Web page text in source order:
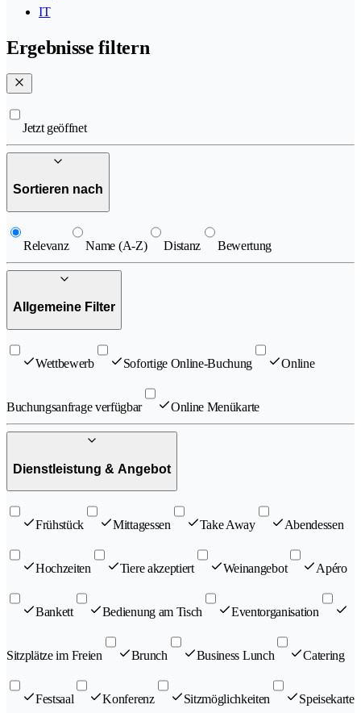
IT
Ergebnisse filtern
Jetzt geöffnet
Sortieren nach
Relevanz Name (A-Z) Distanz Bewertung
Allgemeine Filter
Wettbewerb Sofortige Online-Buchung Online
Buchungsanfrage verfügbar Online Menükarte
Dienstleistung & Angebot
Frühstück Mittagessen Take Away Abendessen
Hochzeiten Tiere akzeptiert Weinangebot Apéro
Bankett Bedienung am Tisch Eventorganisation
Sitzplätze im Freien Brunch Business Lunch Catering
Festsaal Konferenz Sitzmöglichkeiten Speisekarte